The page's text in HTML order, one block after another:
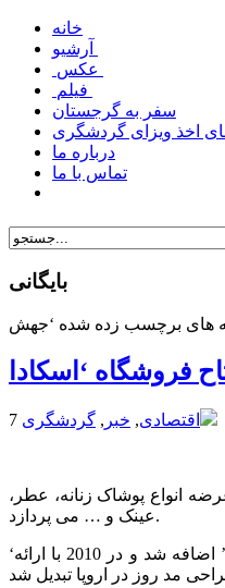
خانه
سفر به گرجستان
اخذ ویزای گردشگری
درباره ما
تماس با ما
بایگانی
اقتصادی, خبر , گردشگری
انواع پوشاک زنانه، عطر،
عینک و … می پردازد.
‘اسکادا’ در سال 1976 در آلمان تاسیس شد و در 1978 اولین تولیدات لباس خود را به بازار عرضه کرد. در سال 1998 انواع کیف، کفش، عطر و عینک نیز به محصولات ‘اسکادا’ اضافه شد و در 2010 با ارائه